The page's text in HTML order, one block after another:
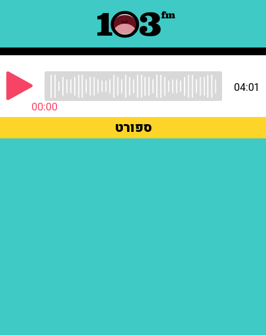
00:00
04:01
ספורט